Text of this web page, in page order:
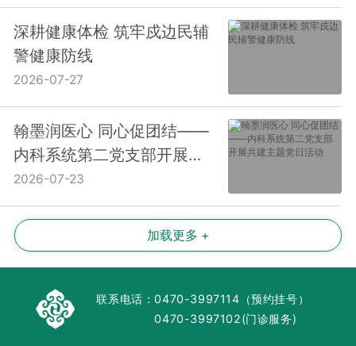
深耕健康体检 筑牢戍边民辅
警健康防线
2026-07-27
翰墨润医心 同心促团结——
内科系统第二党支部开展共
建主题党日活动
2026-07-23
加载更多 +
联系电话：0470-3997114（预约挂号）
0470-3997102(门诊服务)